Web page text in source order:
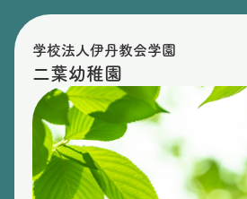
学校法人伊丹教会学園
二葉幼稚園